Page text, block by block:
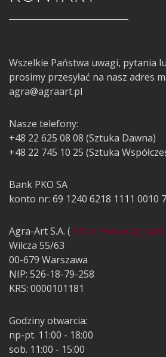
Wszelkie Państwa uwagi, pytania
prosimy przesyłać na nasz adres
agra@agraart.pl
Nasze telefony:
+48 22 625 08 08 (Sztuka Dawna)
+48 22 745 10 25 (Sztuka
Bank PKO SA
konto nr: 69 1240 6218 1111 0010
Agra-Art S.A. ( https://
Wilcza 55/63
00-679 Warszawa
NIP: 526-18-79-258
KRS: 0000101181
Godziny otwarcia:
np-pt. 11:00 - 18:00
sob. 11:00 - 15:00